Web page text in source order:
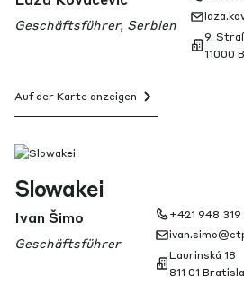
Geschäftsführer, Serbien
9.
11000
Auf der Karte anzeigen
Slowakei
Ivan Šimo
Geschäftsführer
+421 948 319
Laurinská 18
811 01